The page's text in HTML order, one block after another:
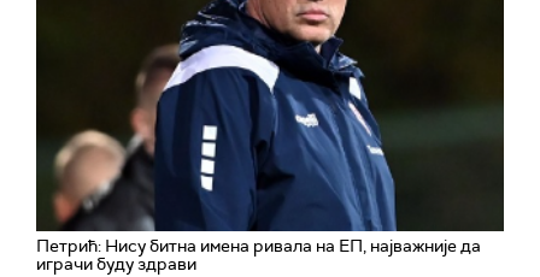
Петрић: Нису битна имена ривала на ЕП, најважније да
играчи буду здрави